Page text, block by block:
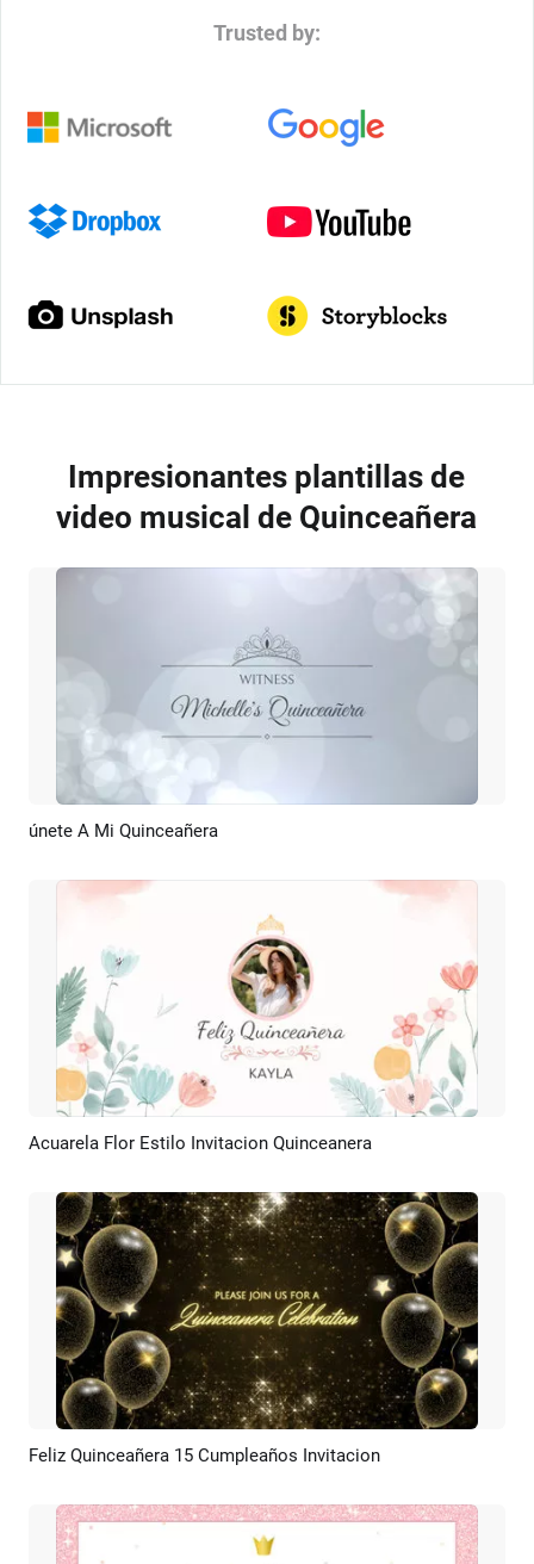
Trusted by:
Impresionantes plantillas de
video musical de Quinceañera
Previsualizar
únete A Mi Quinceañera
Previsualizar Crear IA
Acuarela Flor Estilo Invitacion Quinceanera
Previsualizar Crear IA
Feliz Quinceañera 15 Cumpleaños Invitacion